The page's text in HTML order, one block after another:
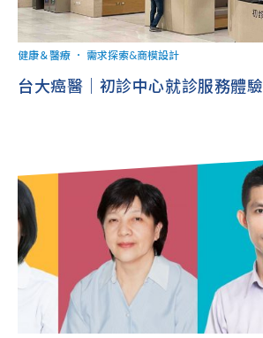
健康＆醫療 ． 需求探索&商模設計
台大癌醫｜初診中心就診服務體驗